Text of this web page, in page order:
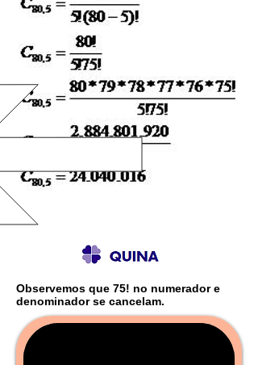
Observemos que 75! no numerador e
denominador se cancelam.